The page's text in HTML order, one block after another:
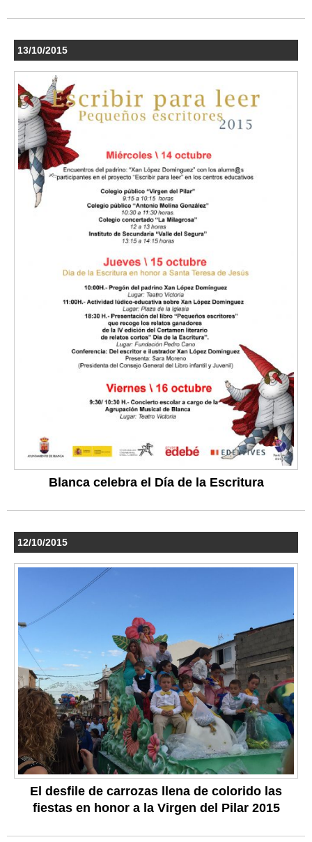
13/10/2015
Blanca celebra el Día de la Escritura
12/10/2015
El desfile de carrozas llena de colorido las
fiestas en honor a la Virgen del Pilar 2015